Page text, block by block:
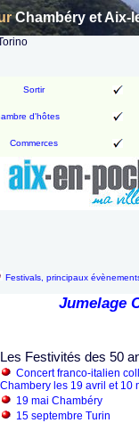
Chambéry et Aix-
Sortir
d'hôtes
Commerces
Festivals, principaux
Jumelage
Les Festivités des 50
Concert franco-italien
Chambery les 19 avril et 10
19 mai Chambéry
15 septembre Turin